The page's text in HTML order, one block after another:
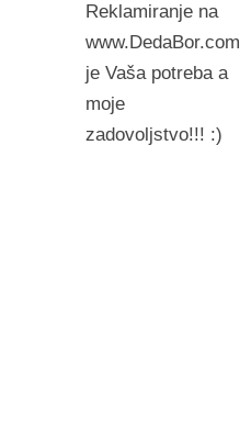
Reklamiranje na
www.DedaBor.com
je Vaša potreba a
moje
zadovoljstvo!!! :)